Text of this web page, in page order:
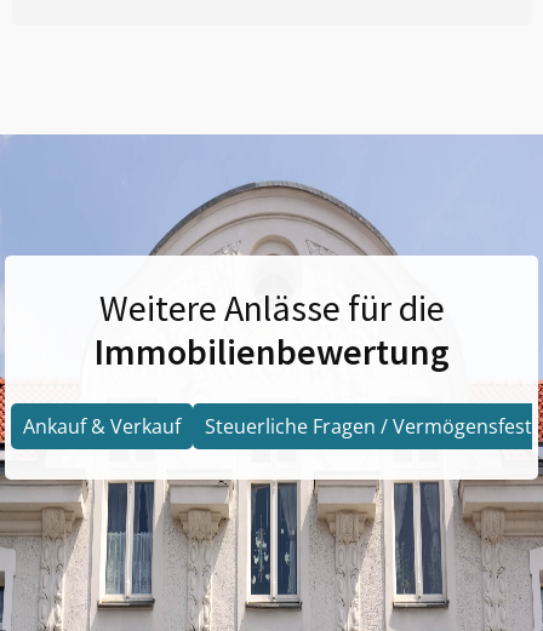
Weitere Anlässe für die
Immobilienbewertung
Ankauf & Verkauf Steuerliche Fragen /